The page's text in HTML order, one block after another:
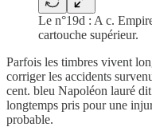
Le n°19d : A c.
cartouche supérieur.
Parfois les timbres vivent
corriger les accidents
cent. bleu Napoléon lauré dit
longtemps pris pour une
probable.